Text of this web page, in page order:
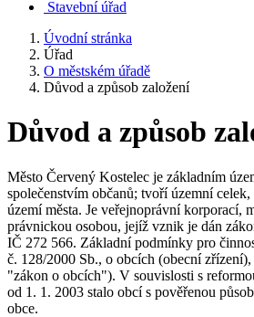
Stavební úřad
Úvodní stránka
Úřad
O městském úřadě
Důvod a způsob založení
Důvod a způsob
Město Červený Kostelec je základním
společenstvím občanů; tvoří územní
území města. Je veřejnoprávní korporací,
právnickou osobou, jejíž vznik je dán
IČ 272 566. Základní podmínky pro
č. 128/2000 Sb., o obcích (obecní
"zákon o obcích"). V souvislosti s
od 1. 1. 2003 stalo obcí s pověřenou
obce.